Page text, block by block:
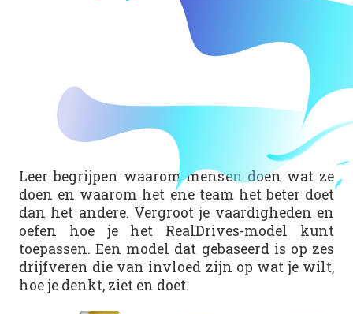
Leer begrijpen waarom mensen doen wat ze
doen en waarom het ene team het beter doet
dan het andere. Vergroot je vaardigheden en
oefen hoe je het RealDrives-model kunt
toepassen. Een model dat gebaseerd is op zes
drijfveren die van invloed zijn op wat je wilt,
hoe je denkt, ziet en doet.